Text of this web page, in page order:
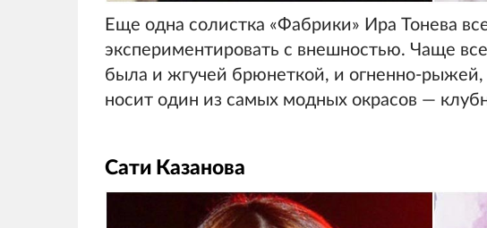
Еще одна солистка «Фабрики» Ира Тонева
экспериментировать с внешностью. Чаще
была и жгучей брюнеткой, и огненно-
носит один из самых модных окрасов —
Сати Казанова